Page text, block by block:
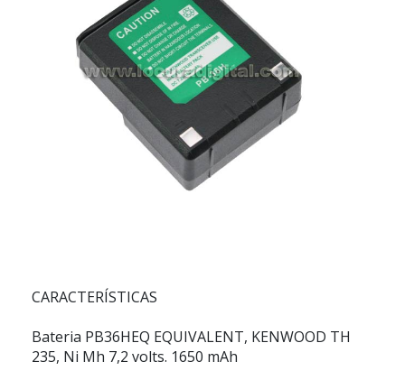
CARACTERÍSTICAS
Bateria PB36HEQ EQUIVALENT, KENWOOD TH
235, Ni Mh 7,2 volts. 1650 mAh